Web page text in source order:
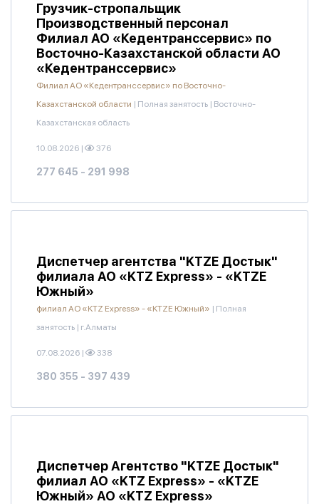
Грузчик-стропальщик
Производственный персонал
Филиал АО «Кедентранссервис» по
Восточно-Казахстанской области АО
«Кедентранссервис»
Филиал АО «Кедентранссервис» по Восточно-
Казахстанской области | Полная занятость | Восточно-
Казахстанская область
10.08.2026 | 376
277 645 - 291 998
Диспетчер агентства "KTZE Достык"
филиала АО «KTZ Express» - «KTZE
Южный»
филиал АО «KTZ Express» - «KTZE Южный» | Полная
занятость | г.Алматы
07.08.2026 | 338
380 355 - 397 439
Диспетчер Агентство "KTZE Достык"
филиал АО «KTZ Express» - «KTZE
Южный» АО «KTZ Express»